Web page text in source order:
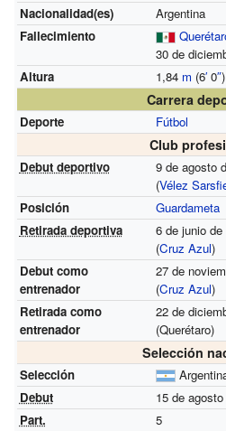
Nacionalidad(es)
Argentina
Fallecimiento
30 de
Altura
1,84 m (6′0″)
Carrera
Deporte Fútbol
Club
Debut deportivo
9 de agosto
(Vélez
Posición
Guardameta
Retirada deportiva
6 de junio de
(Cruz Azul)
Debut como
entrenador
27 de
(Cruz Azul)
Retirada como
entrenador
22 de
(Querétaro)
Selección
Selección
Debut
15 de
Part.
5